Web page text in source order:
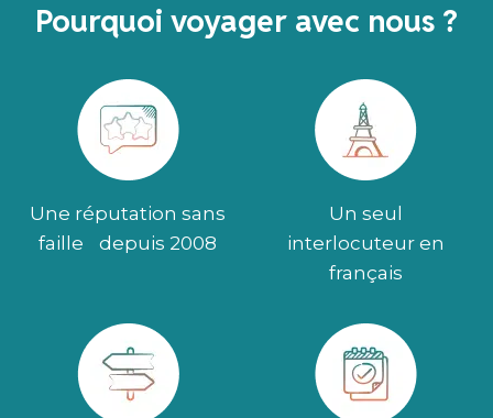
Pourquoi voyager avec nous ?
Une réputation sans
faille depuis 2008
Un seul
interlocuteur en
français